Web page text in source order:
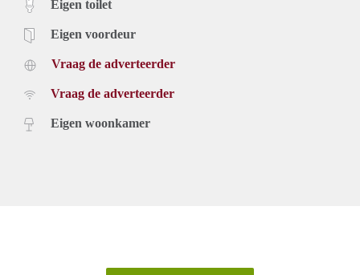
Eigen toilet
Eigen voordeur
Vraag de adverteerder
Vraag de adverteerder
Eigen woonkamer